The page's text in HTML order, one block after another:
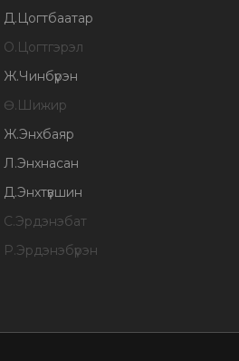
Д.Цогтбаатар
О.Цогтгэрэл
Ж.Чинбүрэн
Ө.Шижир
Ж.Энхбаяр
Л.Энхнасан
Д.Энхтүвшин
С.Эрдэнэбат
Р.Эрдэнэбүрэн